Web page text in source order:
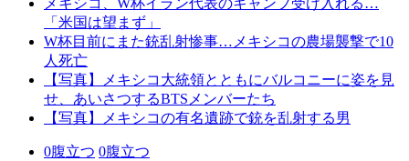
「米国は望まず」
W杯目前にまた銃乱射惨事…メキシコの農場襲撃で10
人死亡
【写真】メキシコ大統領とともにバルコニーに姿を見
せ、あいさつするBTSメンバーたち
【写真】メキシコの有名遺跡で銃を乱射する男
0腹立つ 0腹立つ